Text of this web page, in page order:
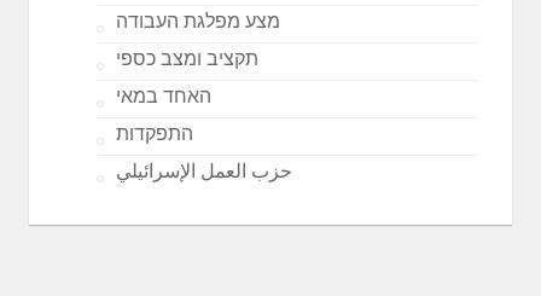
מצע מפלגת העבודה
תקציב ומצב כספי
האחד במאי
התפקדות
حزب العمل الإسرائيلي